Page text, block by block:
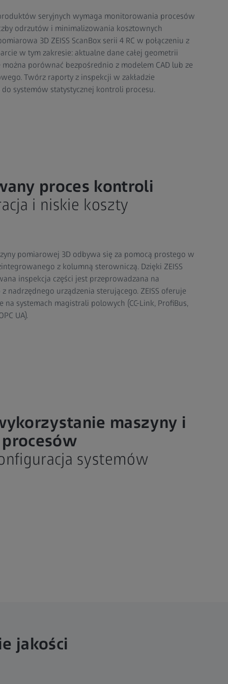
seryjnych wymaga monitorowania procesów
odrzutów i minimalizowania kosztownych
3D ZEISS ScanBox serii 4 RC w połączeniu z
w tym zakresie: aktualne dane całej geometrii
porównać bezpośrednio z modelem CAD lub ze
Twórz raporty z inspekcji w zakładzie
systemów statystycznej kontroli procesu.
proces kontroli
i niskie koszty
pomiarowej 3D odbywa się za pomocą prostego w
z kolumną sterowniczą. Dzięki ZEISS
inspekcja części jest przeprowadzana na
nadrzędnego urządzenia sterującego. ZEISS oferuje
systemach magistrali polowych (CC-Link, ProfiBus,
UA).
maszyny i
systemów
jakości